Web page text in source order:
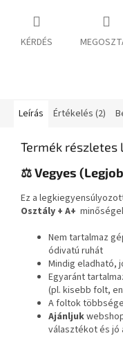
KÉRDÉS
Leírás Értékelés (2)
Termék részletes
⚖️ Vegyes
Ez a
Osztály + A+
Nem tartalmaz
ódivatú ruhát
Mindig eladható,
Egyaránt
(pl. kisebb folt,
A foltok
Ajánljuk
választékot és jó